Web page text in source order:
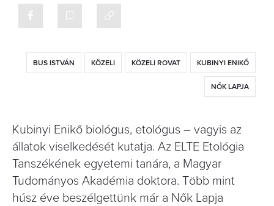
BUS ISTVÁN KÖZELI KÖZELI ROVAT KUBINYI ENIKŐ
NŐK LAPJA
Kubinyi Enikő biológus, etológus – vagyis az
állatok viselkedését kutatja. Az ELTE Etológia
Tanszékének egyetemi tanára, a Magyar
Tudományos Akadémia doktora. Több mint
húsz éve beszélgettünk már a Nők Lapja